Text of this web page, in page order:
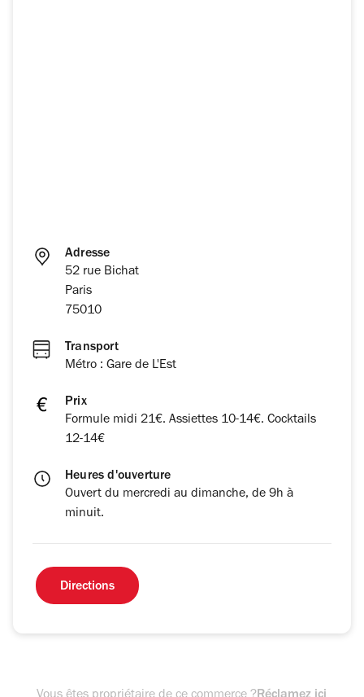
Adresse
52 rue Bichat
Paris
75010
Transport
Métro : Gare de L'Est
Prix
Formule midi 21€. Assiettes 10-14€. Cocktails
12-14€
Heures d'ouverture
Ouvert du mercredi au dimanche, de 9h à
minuit.
Directions